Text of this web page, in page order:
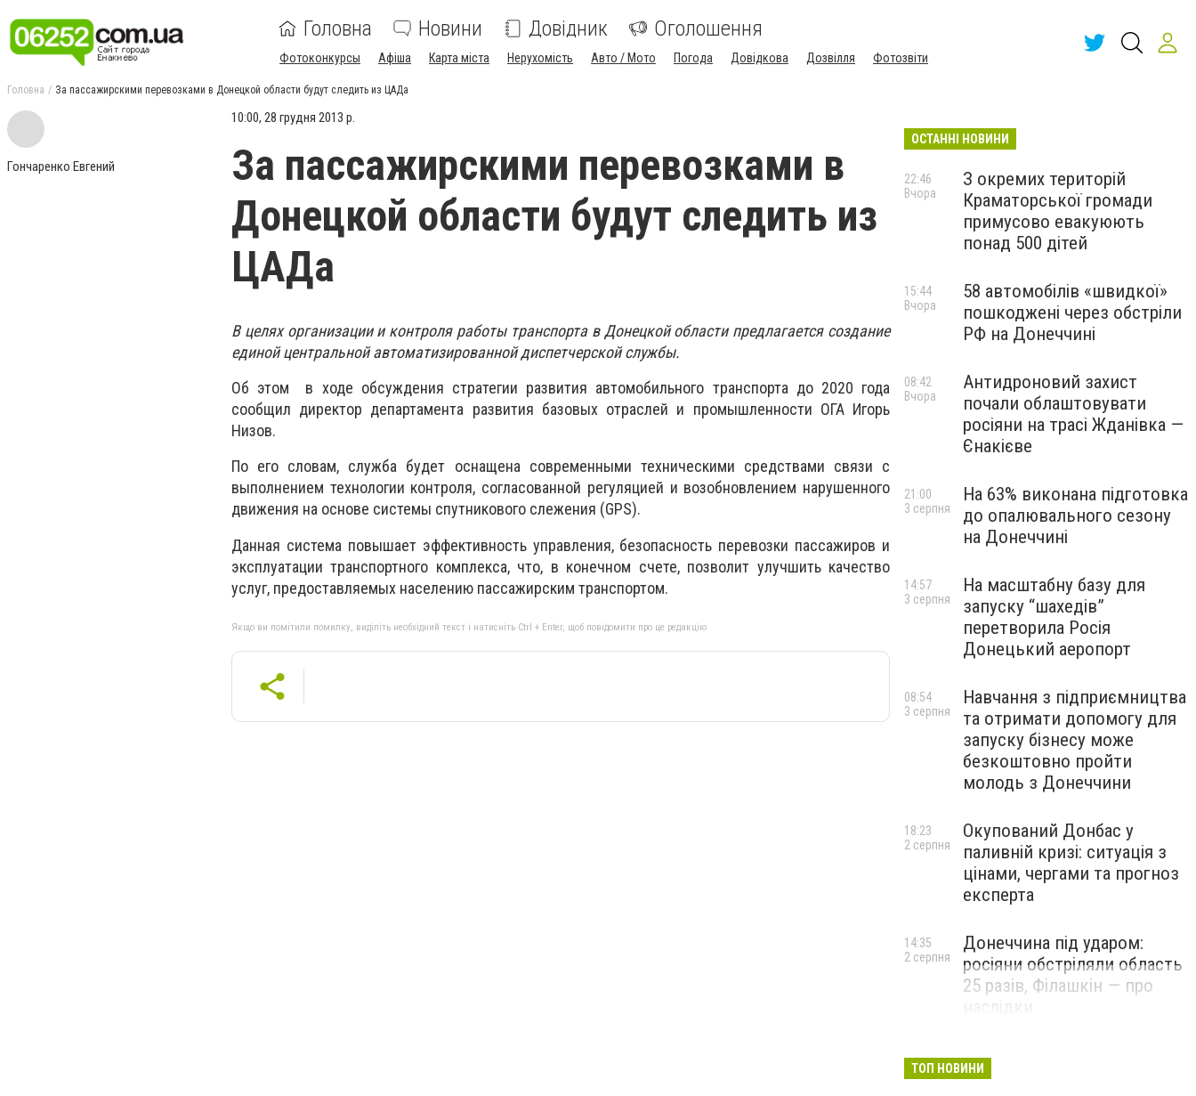
Головна Новини Довідник Оголошення
Фотоконкурсы Афіша Карта міста Нерухомість Авто / Мото Погода Довідкова Дозвілля Фотозвіти
Головна За пассажирскими перевозками в Донецкой области будут следить из ЦАДа
Гончаренко Евгений
10:00, 28 грудня 2013 р.
За пассажирскими перевозками в
Донецкой области будут следить из
ЦАДа
В целях организации и контроля работы транспорта в Донецкой области предлагается создание
единой центральной автоматизированной диспетчерской службы.
Об этом в ходе обсуждения стратегии развития автомобильного транспорта до 2020 года
сообщил директор департамента развития базовых отраслей и промышленности ОГА Игорь
Низов.
По его словам, служба будет оснащена современными техническими средствами связи с
выполнением технологии контроля, согласованной регуляцией и возобновлением нарушенного
движения на основе системы спутникового слежения (GPS).
Данная система повышает эффективность управления, безопасность перевозки пассажиров и
эксплуатации транспортного комплекса, что, в конечном счете, позволит улучшить качество
услуг, предоставляемых населению пассажирским транспортом.
Якщо ви помітили помилку, виділіть необхідний текст і натисніть Ctrl + Enter, щоб повідомити про це редакцію
ОСТАННІ НОВИНИ
З окремих територій
Краматорської громади
примусово евакуюють
понад 500 дітей
22:46
Вчора
58 автомобілів «швидкої»
пошкоджені через обстріли
РФ на Донеччині
15:44
Вчора
Антидроновий захист
почали облаштовувати
росіяни на трасі Жданівка —
Єнакієве
08:42
Вчора
На 63% виконана підготовка
до опалювального сезону
на Донеччині
21:00
3 серпня
На масштабну базу для
запуску “шахедів”
перетворила Росія
Донецький аеропорт
14:57
3 серпня
Навчання з підприємництва
та отримати допомогу для
запуску бізнесу може
безкоштовно пройти
молодь з Донеччини
08:54
3 серпня
Окупований Донбас у
паливній кризі: ситуація з
цінами, чергами та прогноз
експерта
18:23
2 серпня
Донеччина під ударом:
росіяни обстріляли область
25 разів, Філашкін — про
14:35
2 серпня
ТОП НОВИНИ